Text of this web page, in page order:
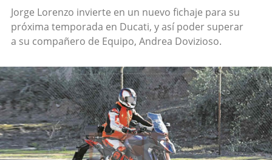
Jorge Lorenzo invierte en un nuevo fichaje para su
próxima temporada en Ducati, y así poder superar
a su compañero de Equipo, Andrea Dovizioso.